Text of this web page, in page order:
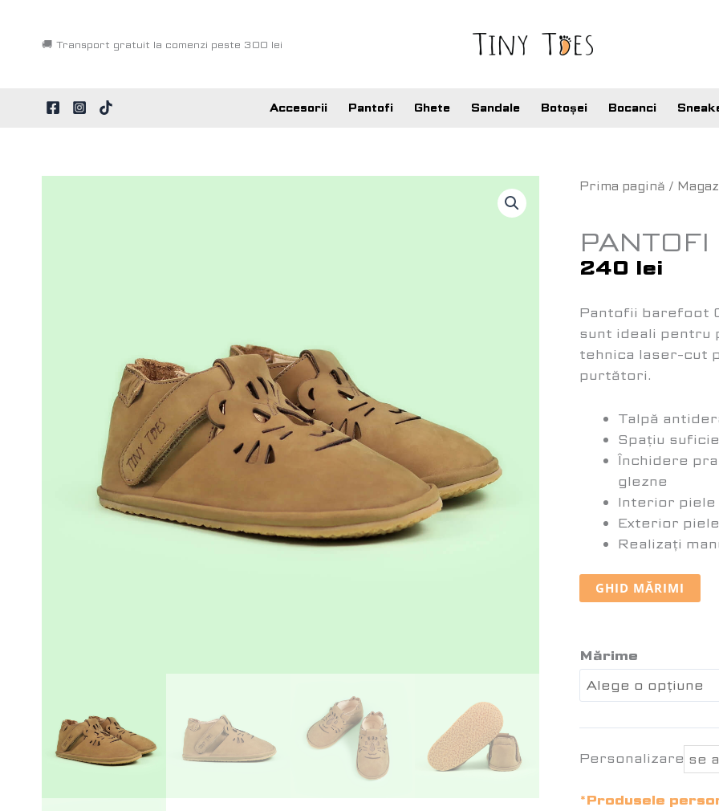
content
🚚 Transport gratuit la comenzi peste 300 lei
Accesorii Pantofi Ghete Sandale Botoșei Bocanci
Prima pagină /
240 lei
Pantofii barefoot
sunt ideali pentru
tehnica laser-cut
purtători.
Talpă
Spațiu
Închidere
glezne
Interior piele
Exterior
Realizați
GHID MĂRIMI
Mărime
Personalizare*
*Produsele
Cantitate
Oscar